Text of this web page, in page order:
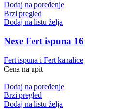
Dodaj na poređenje
Brzi pregled
Dodaj na listu želja
Nexe Fert ispuna 16
Fert ispuna i Fert kanalice
Cena na upit
Dodaj na poređenje
Brzi pregled
Dodaj na listu želja